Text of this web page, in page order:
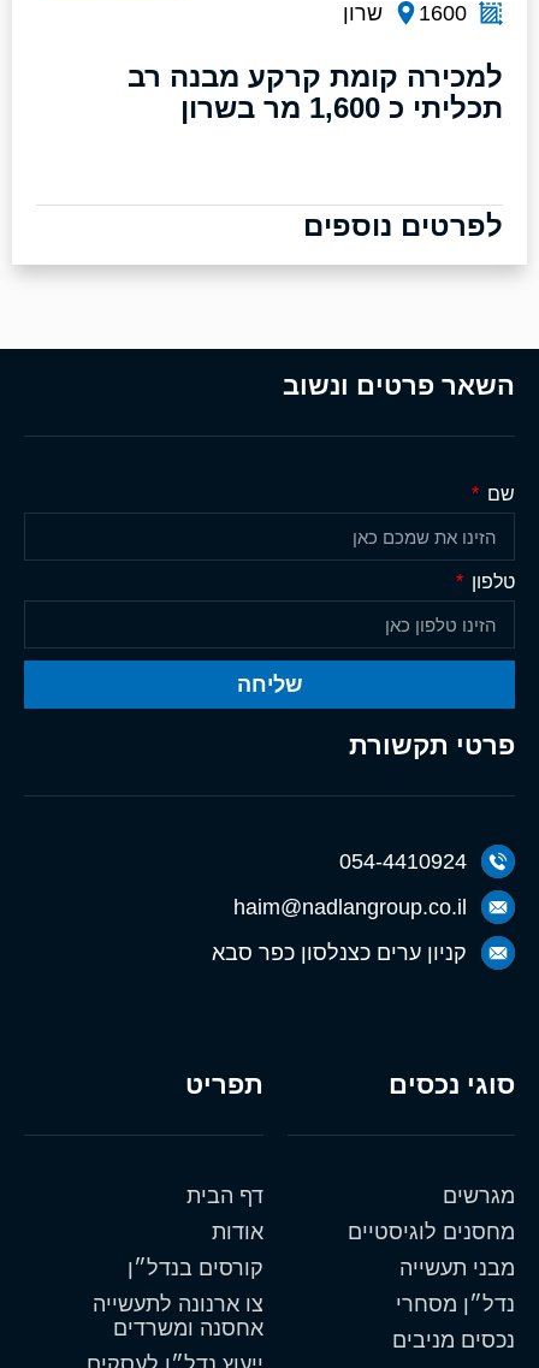
1600 שרון
למכירה קומת קרקע מבנה רב
תכליתי כ 1,600 מר בשרון
לפרטים נוספים
תפריט
דף הבית
אודות
קורסים בנדל״ן
צו ארנונה לתעשייה
אחסנה ומשרדים
סוגי נכסים
מגרשים
מחסנים לוגיסטיים
מבני תעשייה
נדל״ן מסחרי
נכסים מניבים
פרטי תקשורת
054-4410924
haim@nadlangroup.co.il
קניון ערים כצנלסון כפר סבא
השאר פרטים ונשוב
שם
טלפון
שליחה